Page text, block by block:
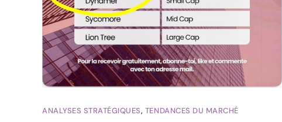
ANALYSES STRATÉGIQUES, TENDANCES DU MARCHÉ